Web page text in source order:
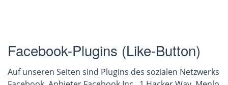
Facebook-Plugins (Like-Button)
Auf unseren Seiten sind Plugins des sozialen Netzwerks